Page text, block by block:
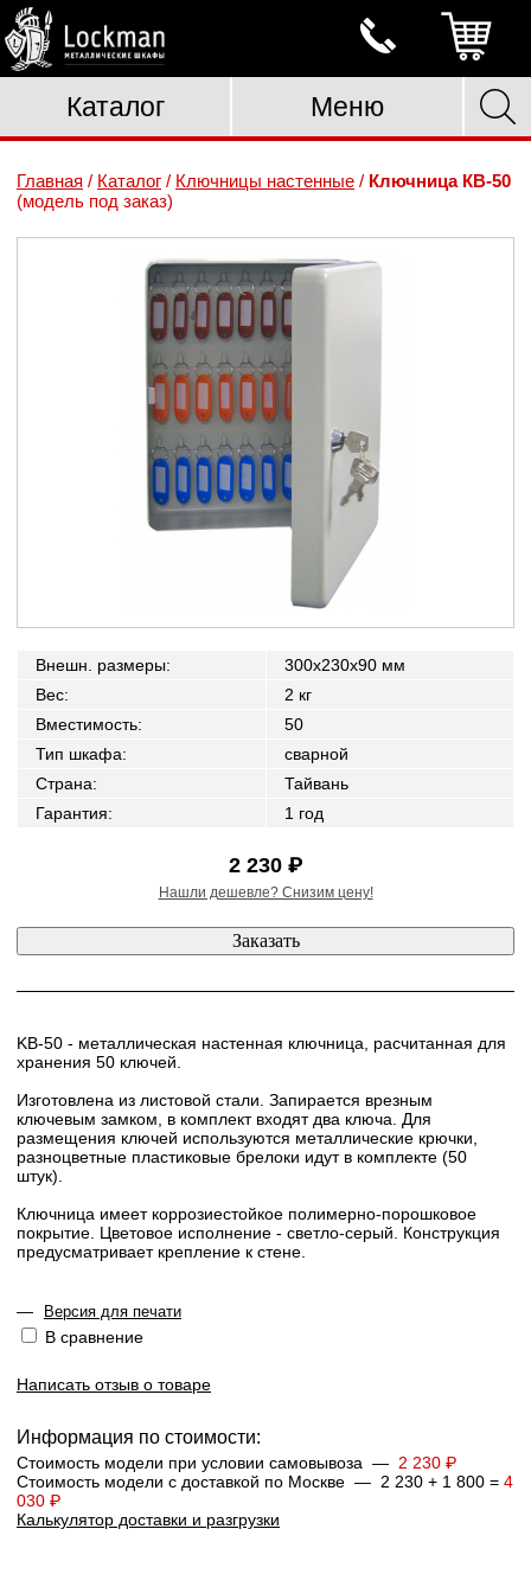
Каталог Меню
Главная / Каталог / Ключницы настенные / Ключница КB-50
(модель под заказ)
Внешн. размеры:
300x230x90 мм
Вес:
2 кг
Вместимость:
50
Тип шкафа:
сварной
Страна:
Тайвань
Гарантия: 1 год
2 230 ₽
Нашли дешевле? Снизим цену!
KB-50 - металлическая настенная ключница, расчитанная для
хранения 50 ключей.
Изготовлена из листовой стали. Запирается врезным
ключевым замком, в комплект входят два ключа. Для
размещения ключей используются металлические крючки,
разноцветные пластиковые брелоки идут в комплекте (50
штук).
Ключница имеет коррозиестойкое полимерно-порошковое
покрытие. Цветовое исполнение - светло-серый. Конструкция
предусматривает крепление к стене.
— Версия для печати
В сравнение
Написать отзыв о товаре
Информация по стоимости:
Стоимость модели при условии самовывоза — 2 230 ₽
Стоимость модели с доставкой по Москве — 2 230 + 1 800 = 4
030 ₽
Калькулятор доставки и разгрузки